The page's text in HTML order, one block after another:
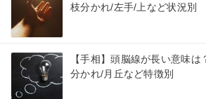
枝分かれ/左手/上など状況別
【手相】頭脳線が長い意味
分かれ/月丘など特徴別